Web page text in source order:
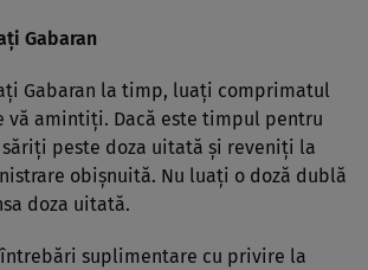
Gabaran
Gabaran la timp, luaţi comprimatul
amintiţi. Dacă este timpul pentru
peste doza uitată şi reveniţi la
obişnuită. Nu luaţi o doză dublă
doza uitată.
suplimentare cu privire la